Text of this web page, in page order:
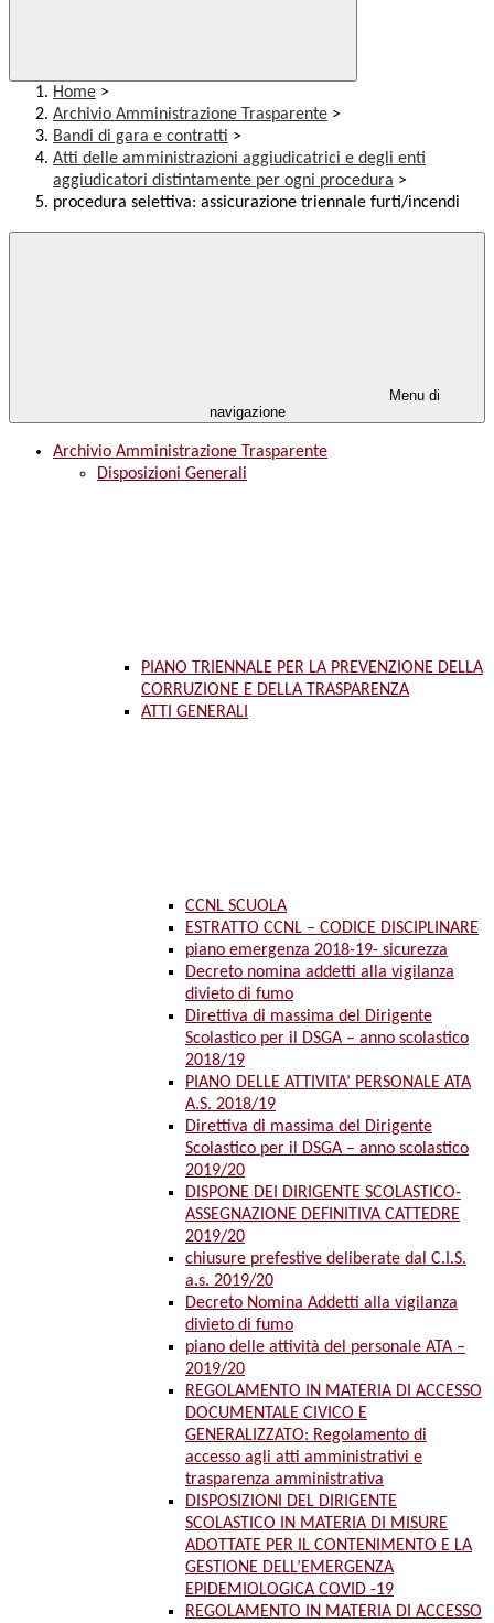
Home >
Archivio Amministrazione Trasparente >
Bandi di gara e contratti >
Atti delle amministrazioni aggiudicatrici e degli enti
aggiudicatori distintamente per ogni procedura >
procedura selettiva: assicurazione triennale furti/incendi
Menu di
navigazione
Archivio Amministrazione Trasparente
Disposizioni Generali
PIANO TRIENNALE PER LA PREVENZIONE DELLA
CORRUZIONE E DELLA TRASPARENZA
ATTI GENERALI
CCNL SCUOLA
ESTRATTO CCNL – CODICE DISCIPLINARE
piano emergenza 2018-19- sicurezza
Decreto nomina addetti alla vigilanza
divieto di fumo
Direttiva di massima del Dirigente
Scolastico per il DSGA – anno scolastico
2018/19
PIANO DELLE ATTIVITA’ PERSONALE ATA
A.S. 2018/19
Direttiva di massima del Dirigente
Scolastico per il DSGA – anno scolastico
2019/20
DISPONE DEI DIRIGENTE SCOLASTICO-
ASSEGNAZIONE DEFINITIVA CATTEDRE
2019/20
chiusure prefestive deliberate dal C.I.S.
a.s. 2019/20
Decreto Nomina Addetti alla vigilanza
divieto di fumo
piano delle attività del personale ATA –
2019/20
REGOLAMENTO IN MATERIA DI ACCESSO
DOCUMENTALE CIVICO E
GENERALIZZATO: Regolamento di
accesso agli atti amministrativi e
trasparenza amministrativa
DISPOSIZIONI DEL DIRIGENTE
SCOLASTICO IN MATERIA DI MISURE
ADOTTATE PER IL CONTENIMENTO E LA
GESTIONE DELL’EMERGENZA
EPIDEMIOLOGICA COVID -19
REGOLAMENTO IN MATERIA DI ACCESSO